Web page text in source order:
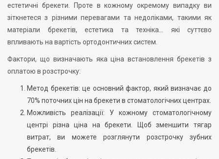
естетичні брекети. Проте в кожному окремому випадку ви
зіткнетеся з різними перевагами та недоліками, такими як
матеріали брекетів, естетика та техніка… які суттєво
впливають на вартість ортодонтичних систем.
Фактори, що визначають яка ціна встановлення брекетів з
оплатою в розстрочку:
Метод брекетів: це основний фактор, який визначає до
70% поточних цін на брекети в стоматологічних центрах.
Можливість реалізації: У кожному стоматологічному
центрі різна ціна на брекети. Щоб зменшити тягар
витрат, ви можете розглянути розстрочку зубних
брекетів.